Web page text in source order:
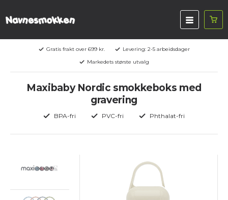
Gratis frakt over 699 kr.
Levering: 2-5 arbeidsdager
Markedets største utvalg
Maxibaby Nordic smokkeboks med
gravering
BPA-fri PVC-fri Phthalat-fri